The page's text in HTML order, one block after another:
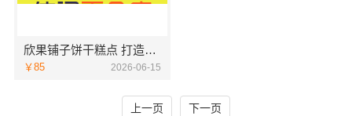
欣果铺子饼干糕点 打造高品低价新典范
￥85 2026-06-15
上一页 下一页